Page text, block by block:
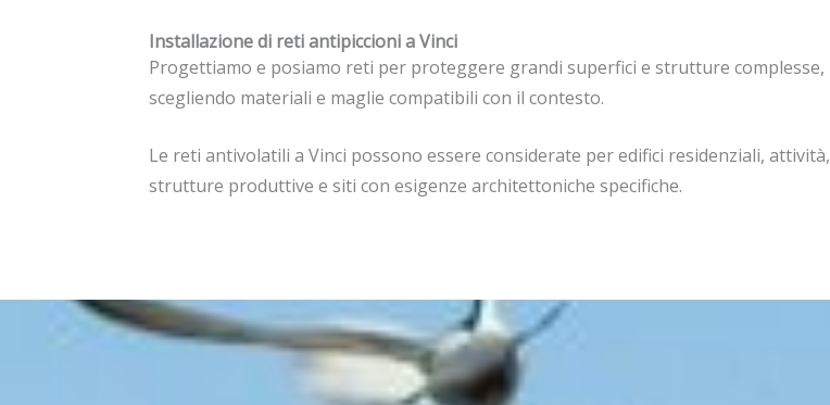
Installazione di reti antipiccioni a Vinci
Progettiamo e posiamo reti per proteggere grandi superfici e strutture complesse,
scegliendo materiali e maglie compatibili con il contesto.
Le reti antivolatili a Vinci possono essere considerate per edifici residenziali, attività,
strutture produttive e siti con esigenze architettoniche specifiche.